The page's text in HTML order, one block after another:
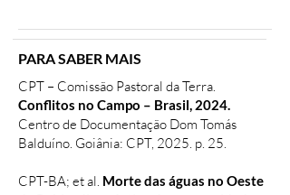
PARA SABER MAIS
CPT – Comissão Pastoral da Terra.
Conflitos no Campo – Brasil, 2024.
Centro de Documentação Dom Tomás
Balduíno. Goiânia: CPT, 2025. p. 25.
CPT-BA; et al. Morte das águas no Oeste